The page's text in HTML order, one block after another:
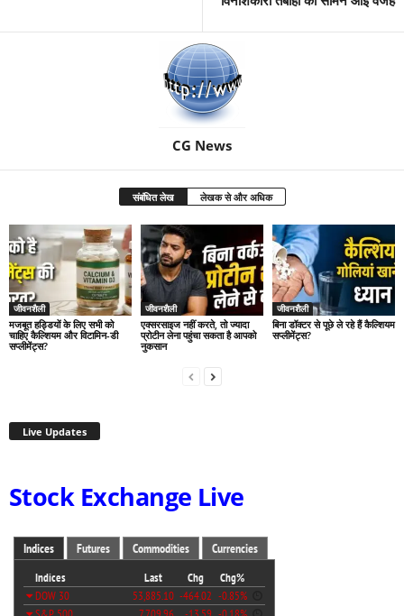
CG News
संबंधित लेख लेखक से और अधिक
जीवनशैली
मजबूत हड्डियों के लिए सभी को
चाहिए कैल्शियम और विटामिन-डी
सप्लीमेंट्स?
जीवनशैली
एक्सरसाइज नहीं करते, तो ज्यादा
प्रोटीन लेना पहुंचा सकता है आपको
नुकसान
जीवनशैली
बिना डॉक्टर से पूछे ले रहे हैं कैल्शियम
सप्लीमेंट्स?
Live Updates
Stock Exchange Live